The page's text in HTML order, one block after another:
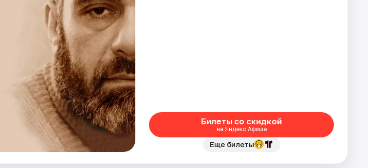
Билеты со скидкой
на Яндекс Афише
Еще билеты